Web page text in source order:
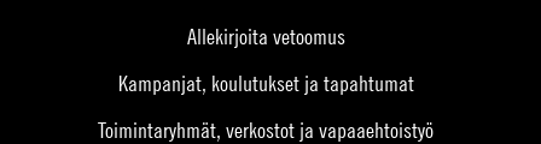
Allekirjoita vetoomus
Kampanjat, koulutukset ja tapahtumat
Toimintaryhmät, verkostot ja vapaaehtoistyö